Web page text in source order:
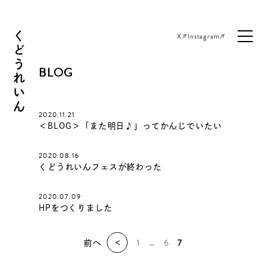
X Instagram
くどうれいん BLOG
2020.11.21
＜BLOG＞「また明日♪」ってかんじでいたい
2020.08.16
くどうれいんフェスが終わった
2020.07.09
HPをつくりました
前へ 1 … 6 7